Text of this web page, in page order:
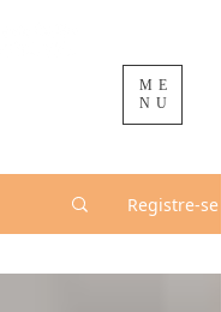
ME
NU
Registre-se